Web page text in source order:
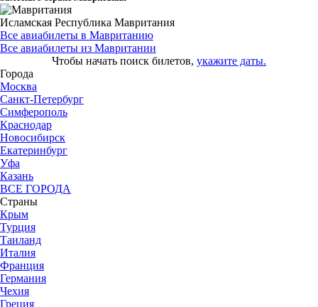
Исламская Республика Мавритания
Все авиабилеты в Мавританию
Все авиабилеты из Мавритании
Чтобы начать поиск билетов, укажите даты.
Города
Москва
Санкт-Петербург
Симферополь
Краснодар
Новосибирск
Екатеринбург
Уфа
Казань
ВСЕ ГОРОДА
Страны
Крым
Турция
Таиланд
Италия
Франция
Германия
Чехия
Греция